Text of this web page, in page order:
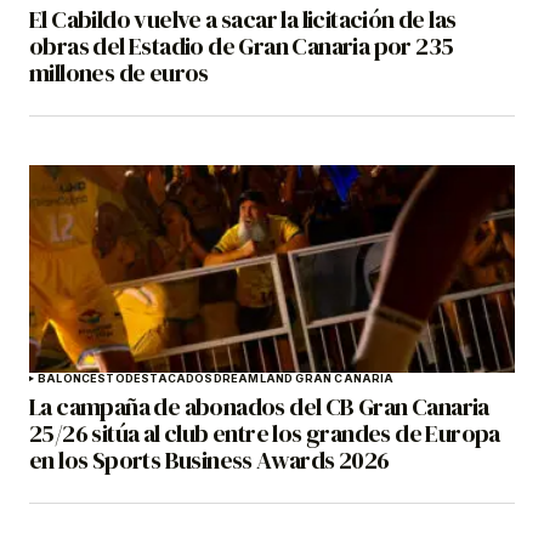
El Cabildo vuelve a sacar la licitación de las
obras del Estadio de Gran Canaria por 235
millones de euros
BALONCESTODESTACADOSDREAMLAND GRAN CANARIA
La campaña de abonados del CB Gran Canaria
25/26 sitúa al club entre los grandes de Europa
en los Sports Business Awards 2026